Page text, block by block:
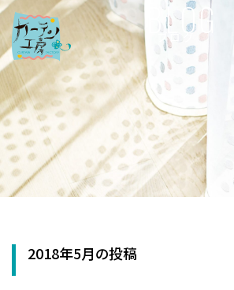
BLOG
ブログ
2018年5月の投稿